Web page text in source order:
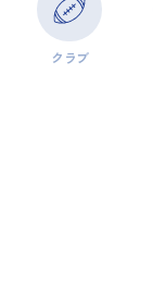
クラブ